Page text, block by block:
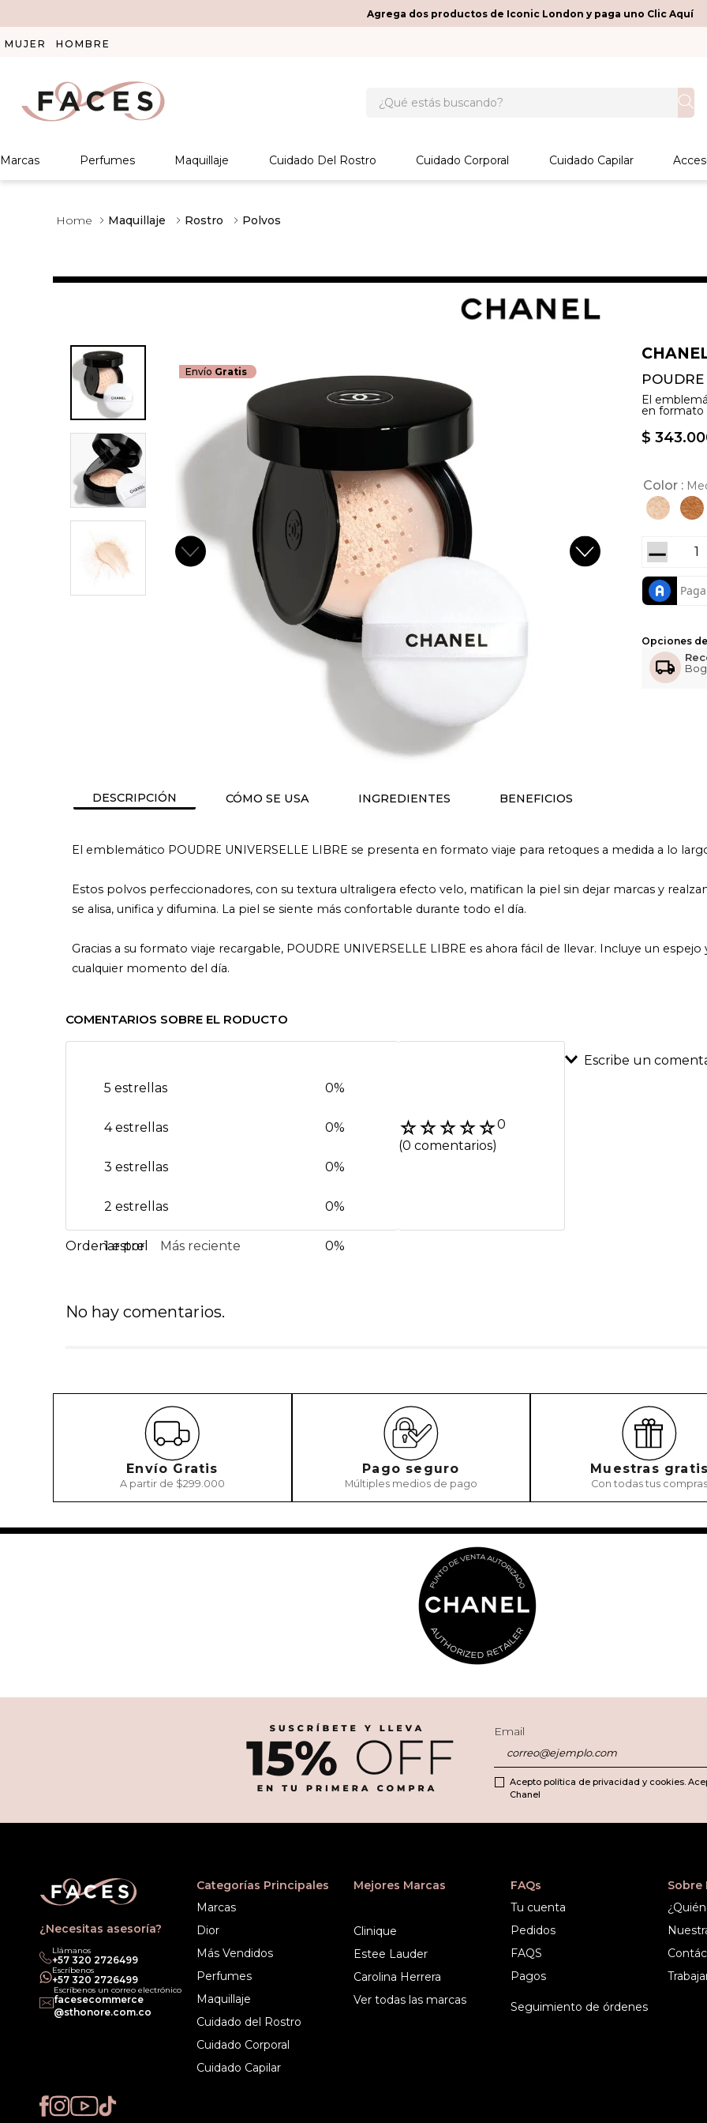
Agrega dos productos de Iconic London y paga uno Clic Aquí
MUJER HOMBRE
Marcas Perfumes Maquillaje Cuidado Del Rostro Cuidado Corporal Cuidado Capilar
Maquillaje Rostro Polvos
Envío Gratis
El
en formato
$ 343.
Color
－
Opciones
DESCRIPCIÓN CÓMO SE USA INGREDIENTES BENEFICIOS
El emblemático POUDRE UNIVERSELLE LIBRE se presenta en formato viaje para retoques a medida a lo
Estos polvos perfeccionadores, con su textura ultraligera efecto velo, matifican la piel sin dejar marcas y
se alisa, unifica y difumina. La piel se siente más confortable durante todo el día.
Gracias a su formato viaje recargable, POUDRE UNIVERSELLE LIBRE es ahora fácil de llevar. Incluye un
cualquier momento del día.
COMENTARIOS SOBRE EL RODUCTO
☆☆☆☆☆0
(0 comentarios)
5 estrellas 0%
4 estrellas 0%
3 estrellas 0%
2 estrellas 0%
1 estrella 0%
Escribe un
ENVIAR
Más reciente
No hay comentarios.
Envío Gratis
A partir de $299.000
Pago seguro
Múltiples medios de pago
Muestras gratis
Con todas tus compras
Email
Acepto política de privacidad y cookies.
Chanel
¿Necesitas asesoría?
Llámanos
‎+57 320 2726499
Escríbenos
‎+57 320 2726499
Escríbenos un correo electrónico
facesecommerce
@sthonore.com.co
Categorías Principales
Marcas
Dior
Más Vendidos
Perfumes
Maquillaje
Cuidado del Rostro
Cuidado Corporal
Cuidado Capilar
Mejores Marcas
Clinique
Estee Lauder
Carolina Herrera
Ver todas las marcas
FAQs
Tu cuenta
Pedidos
FAQS
Pagos
Seguimiento de órdenes
Sobre